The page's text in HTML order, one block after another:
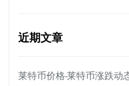
近期文章
莱特币价格-莱特币涨跌动